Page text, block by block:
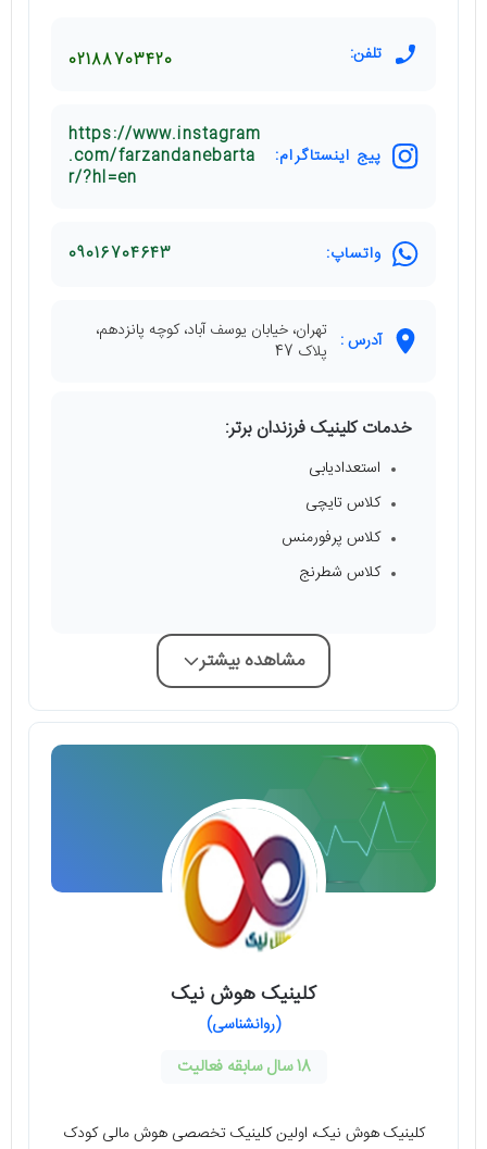
تلفن: 02188703420
پیج اینستاگرام:
https://www.instagram
.com/farzandanebarta
r/?hl=en
واتساپ: 09016704643
آدرس : تهران، خیابان یوسف آباد، کوچه پانزدهم،
پلاک 47
خدمات کلینیک فرزندان برتر:
استعدادیابی
کلاس تایچی
کلاس پرفورمنس
کلاس شطرنج
مشاهده بیشتر
کلینیک هوش نیک
(روانشناسی)
18 سال سابقه فعالیت
کلینیک هوش نیک، اولین کلینیک تخصصی هوش مالی کودک